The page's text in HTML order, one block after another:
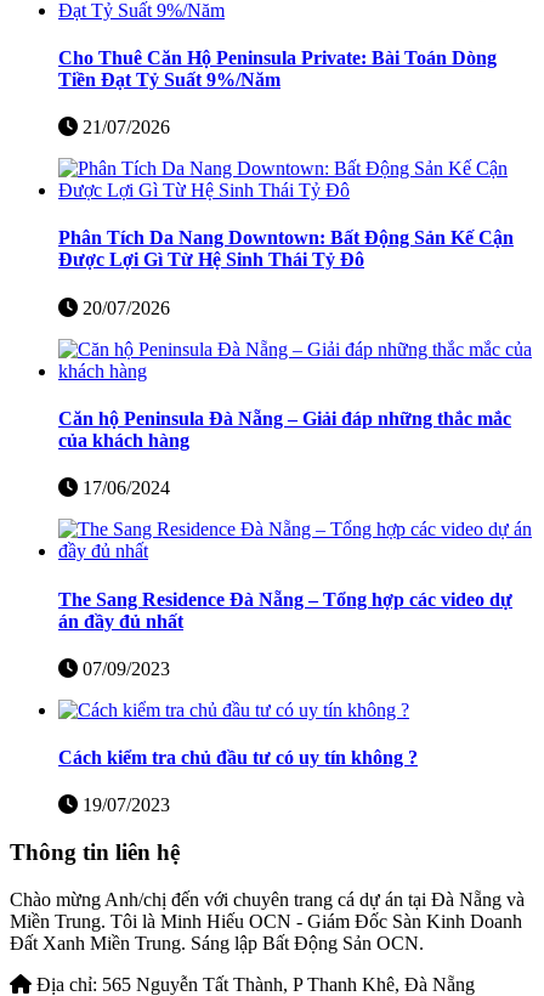
Cho Thuê Căn Hộ Peninsula Private: Bài Toán Dòng
Tiền Đạt Tỷ Suất 9%/Năm
21/07/2026
Phân Tích Da Nang Downtown: Bất Động Sản Kế Cận
Được Lợi Gì Từ Hệ Sinh Thái Tỷ Đô
20/07/2026
Căn hộ Peninsula Đà Nẵng – Giải đáp những thắc mắc
của khách hàng
17/06/2024
The Sang Residence Đà Nẵng – Tổng hợp các video dự
án đầy đủ nhất
07/09/2023
Cách kiểm tra chủ đầu tư có uy tín không ?
19/07/2023
Thông tin liên hệ
Chào mừng Anh/chị đến với chuyên trang cá dự án tại Đà Nẵng và
Miền Trung. Tôi là Minh Hiếu OCN - Giám Đốc Sàn Kinh Doanh
Đất Xanh Miền Trung. Sáng lập Bất Động Sản OCN.
Địa chỉ: 565 Nguyễn Tất Thành, P Thanh Khê, Đà Nẵng